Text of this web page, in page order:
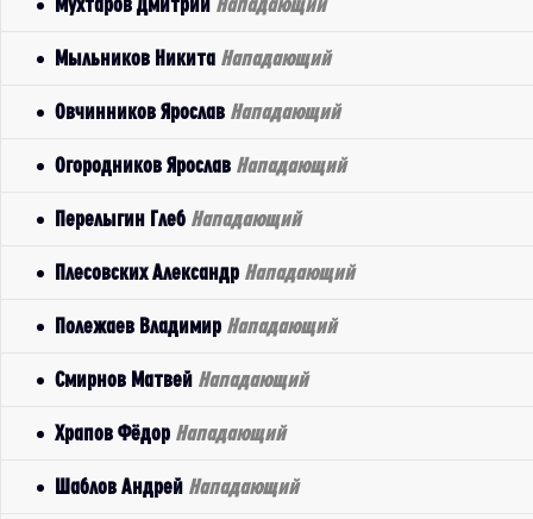
Мыльников Никита Нападающий
Овчинников Ярослав Нападающий
Огородников Ярослав Нападающий
Перелыгин Глеб Нападающий
Плесовских Александр Нападающий
Полежаев Владимир Нападающий
Смирнов Матвей Нападающий
Храпов Фёдор Нападающий
Шаблов Андрей Нападающий